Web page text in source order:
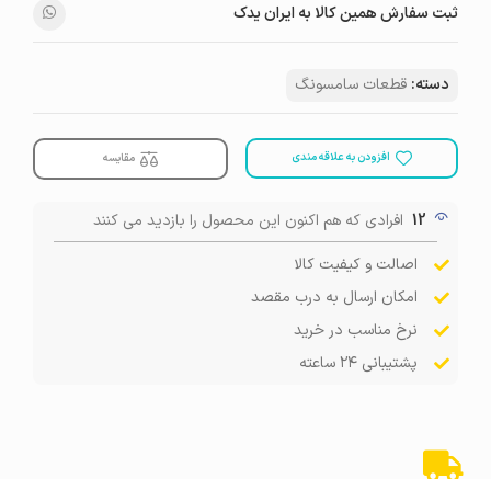
ثبت سفارش همین کالا به ایران یدک
دسته: قطعات سامسونگ
افزودن به علاقه مندی مقایسه
12 افرادی که هم اکنون این محصول را بازدید می کنند
اصالت و کیفیت کالا
امکان ارسال به درب مقصد
نرخ مناسب در خرید
پشتیبانی ۲۴ ساعته